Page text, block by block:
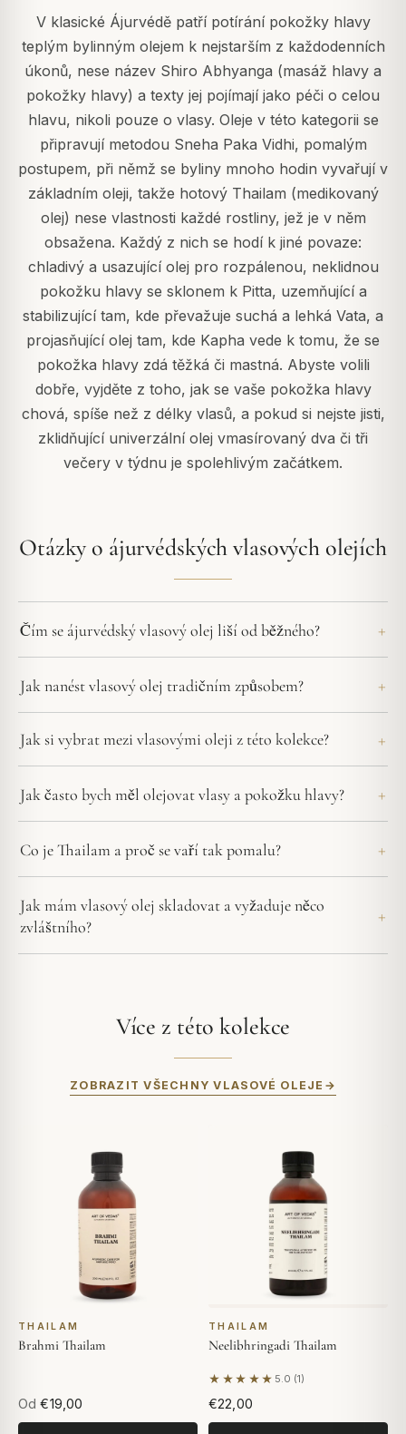
V klasické Ájurvédě patří potírání pokožky hlavy
teplým bylinným olejem k nejstarším z každodenních
úkonů, nese název Shiro Abhyanga (masáž hlavy a
pokožky hlavy) a texty jej pojímají jako péči o celou
hlavu, nikoli pouze o vlasy. Oleje v této kategorii se
připravují metodou Sneha Paka Vidhi, pomalým
postupem, při němž se byliny mnoho hodin vyvařují v
základním oleji, takže hotový Thailam (medikovaný
olej) nese vlastnosti každé rostliny, jež je v něm
obsažena. Každý z nich se hodí k jiné povaze:
chladivý a usazující olej pro rozpálenou, neklidnou
pokožku hlavy se sklonem k Pitta, uzemňující a
stabilizující tam, kde převažuje suchá a lehká Vata, a
projasňující olej tam, kde Kapha vede k tomu, že se
pokožka hlavy zdá těžká či mastná. Abyste volili
dobře, vyjděte z toho, jak se vaše pokožka hlavy
chová, spíše než z délky vlasů, a pokud si nejste jisti,
zklidňující univerzální olej vmasírovaný dva či tři
večery v týdnu je spolehlivým začátkem.
Otázky o ájurvédských vlasových olejích
Čím se ájurvédský vlasový olej liší od běžného?
Jak nanést vlasový olej tradičním způsobem?
Jak si vybrat mezi vlasovými oleji z této kolekce?
Jak často bych měl olejovat vlasy a pokožku hlavy?
Co je Thailam a proč se vaří tak pomalu?
Jak mám vlasový olej skladovat a vyžaduje něco
zvláštního?
Více z této kolekce
ZOBRAZIT VŠECHNY VLASOVÉ OLEJE
THAILAM
Brahmi Thailam
Od €19,00
THAILAM
Neelibhringadi Thailam
★★★★★ 5.0 (1)
Na základě 1 hodnocení
€22,00